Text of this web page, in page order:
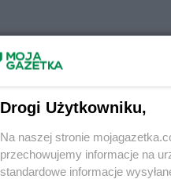
Drogi Użytkowniku,
Na naszej stronie
przechowujemy informacje na
standardowe informacje